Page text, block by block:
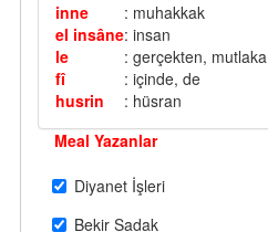
inne
: muhakkak
el insâne: insan
le
: gerçekten, mutlaka
fî
: içinde, de
husrin
: hüsran
Meal Yazanlar
Diyanet İşleri
Bekir Sadak